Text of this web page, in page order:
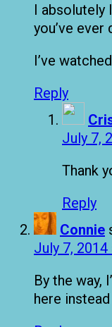
I absolutely
you’ve ever
I’ve
Reply
July 7,
Thank
Reply
Connie
July 7, 2014
By the way,
here